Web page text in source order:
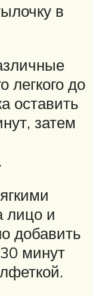
в
легкого до
оставить
затем
лицо и
добавить
минут